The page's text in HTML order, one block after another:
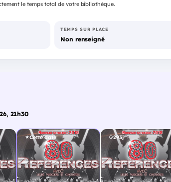
le temps total de votre bibliothèque.
TEMPS SUR PLACE
Non renseigné
21h30
Cette date 293j